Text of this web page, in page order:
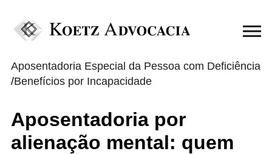
Aposentadoria Especial da Pessoa com Deficiência
/Benefícios por Incapacidade
Aposentadoria por
alienação mental: quem